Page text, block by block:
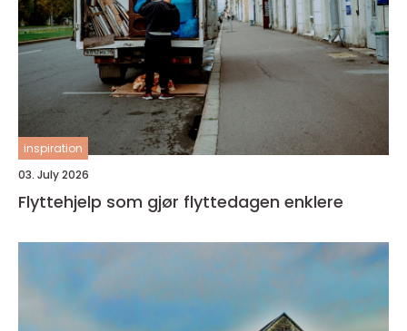
inspiration
03. July 2026
Flyttehjelp som gjør flyttedagen enklere